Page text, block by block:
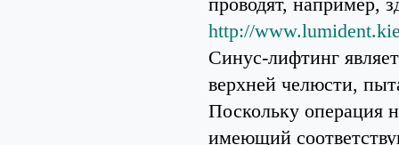
http://
Синус-лифтинг
верхней челюсти,
Поскольку операция
имеющий